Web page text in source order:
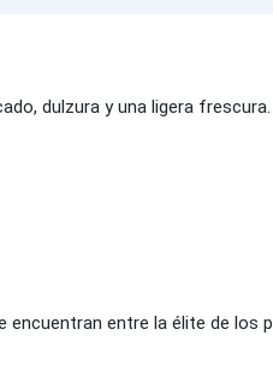
dulzura y una ligera
encuentran entre la élite de los